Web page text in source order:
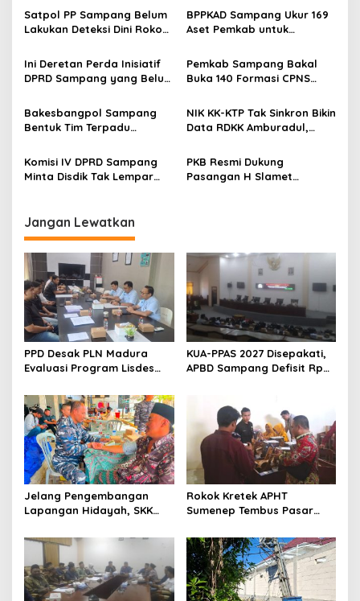
Satpol PP Sampang Belum
Lakukan Deteksi Dini Rokok
BPPKAD Sampang Ukur 169
Aset Pemkab untuk
Ini Deretan Perda Inisiatif
DPRD Sampang yang Belum
Pengampu
Pemkab Sampang Bakal
Buka 140 Formasi CPNS
Rekrutmennya
Bakesbangpol Sampang
Bentuk Tim Terpadu
Penyalahgunaan Narkoba
NIK KK-KTP Tak Sinkron Bikin
Data RDKK Amburadul,
Ada yang Datang Kami Tak
Tahu
Komisi IV DPRD Sampang
Minta Disdik Tak Lempar
PKB Resmi Dukung
Pasangan H Slamet
Jangan Lewatkan
PPD Desak PLN Madura
Evaluasi Program Lisdes
KUA-PPAS 2027 Disepakati,
APBD Sampang Defisit Rp
Jelang Pengembangan
Lapangan Hidayah, SKK
Perkuat Sinergi dengan
Nelayan Sampang
Rokok Kretek APHT
Sumenep Tembus Pasar